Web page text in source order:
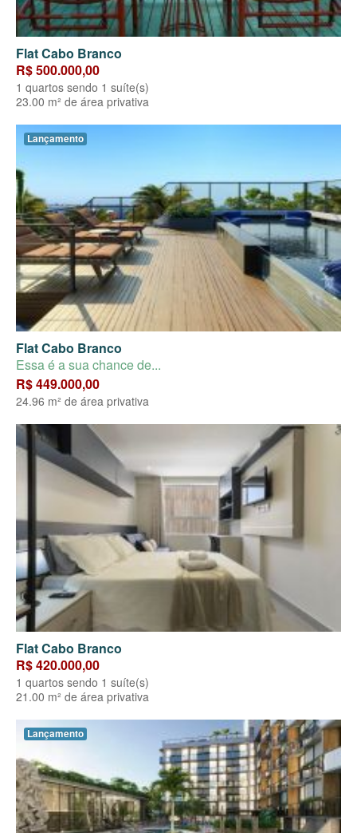
Flat Cabo Branco
R$ 500.000,00
1 quartos sendo 1 suíte(s)
23.00 m² de área privativa
Lançamento
Flat Cabo Branco
Essa é a sua chance de...
R$ 449.000,00
24.96 m² de área privativa
Flat Cabo Branco
R$ 420.000,00
1 quartos sendo 1 suíte(s)
21.00 m² de área privativa
Lançamento